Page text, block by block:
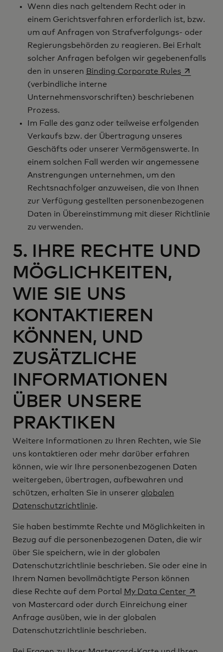
Wenn dies nach geltendem Recht oder in
einem Gerichtsverfahren erforderlich ist, bzw.
um auf Anfragen von Strafverfolgungs- oder
Regierungsbehörden zu reagieren. Bei Erhalt
solcher Anfragen befolgen wir gegebenenfalls
den in unseren Binding Corporate Ruleswird in
(verbindliche interne
Unternehmensvorschriften) beschriebenen
Prozess.
Im Falle des ganz oder teilweise erfolgenden
Verkaufs bzw. der Übertragung unseres
Geschäfts oder unserer Vermögenswerte. In
einem solchen Fall werden wir angemessene
Anstrengungen unternehmen, um den
Rechtsnachfolger anzuweisen, die von Ihnen
zur Verfügung gestellten personenbezogenen
Daten in Übereinstimmung mit dieser Richtlinie
zu verwenden.
5. IHRE RECHTE UND
MÖGLICHKEITEN,
WIE SIE UNS
KONTAKTIEREN
KÖNNEN, UND
ZUSÄTZLICHE
INFORMATIONEN
ÜBER UNSERE
PRAKTIKEN
Weitere Informationen zu Ihren Rechten, wie Sie
uns kontaktieren oder mehr darüber erfahren
können, wie wir Ihre personenbezogenen Daten
weitergeben, übertragen, aufbewahren und
schützen, erhalten Sie in unserer globalen
Datenschutzrichtlinie.
Sie haben bestimmte Rechte und Möglichkeiten in
Bezug auf die personenbezogenen Daten, die wir
über Sie speichern, wie in der globalen
Datenschutzrichtlinie beschrieben. Sie oder eine in
Ihrem Namen bevollmächtigte Person können
diese Rechte auf dem Portal
My Data Centerwird in
von Mastercard oder durch Einreichung einer
Anfrage ausüben, wie in der globalen
Datenschutzrichtlinie beschrieben.